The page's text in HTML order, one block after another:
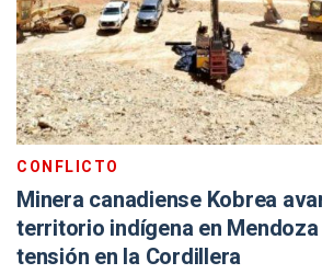
CONFLICTO
Minera canadiense Kobrea
territorio indígena en
tensión en la Cordillera